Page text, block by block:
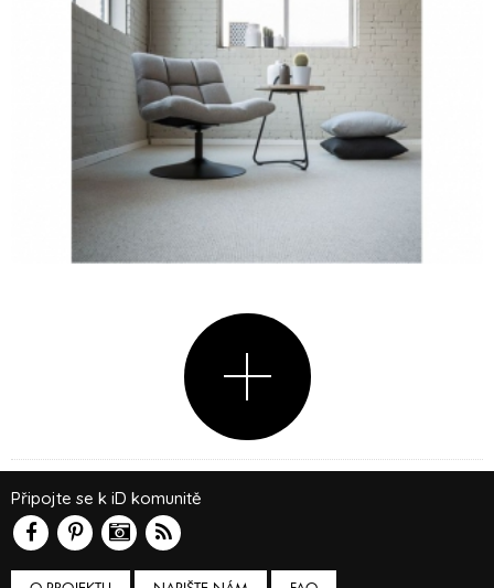
Připojte se k iD komunitě